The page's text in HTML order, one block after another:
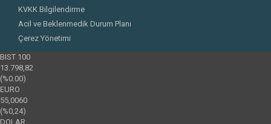
KVKK Bilgilendirme
Acil ve Beklenmedik Durum Planı
Çerez Yönetimi
BIST 100
13.798,82
(%0.00)
EURO
55,0060
(%0,24)
DOLAR